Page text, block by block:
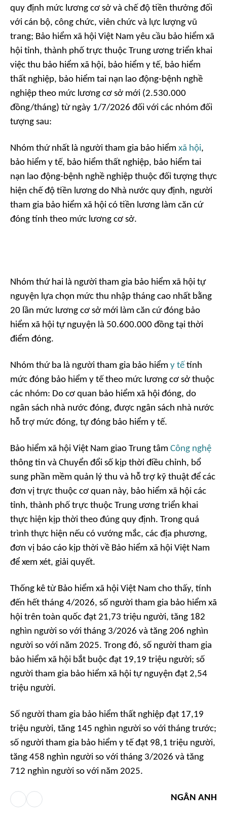
quy định mức lương cơ sở và chế độ tiền thưởng đối
với cán bộ, công chức, viên chức và lực lượng vũ
trang; Bảo hiểm xã hội Việt Nam yêu cầu bảo hiểm xã
hội tỉnh, thành phố trực thuộc Trung ương triển khai
việc thu bảo hiểm xã hội, bảo hiểm y tế, bảo hiểm
thất nghiệp, bảo hiểm tai nạn lao động-bệnh nghề
nghiệp theo mức lương cơ sở mới (2.530.000
đồng/tháng) từ ngày 1/7/2026 đối với các nhóm đối
tượng sau:
Nhóm thứ nhất là người tham gia bảo hiểm xã hội,
bảo hiểm y tế, bảo hiểm thất nghiệp, bảo hiểm tai
nạn lao động-bệnh nghề nghiệp thuộc đối tượng thực
hiện chế độ tiền lương do Nhà nước quy định, người
tham gia bảo hiểm xã hội có tiền lương làm căn cứ
đóng tính theo mức lương cơ sở.
Nhóm thứ hai là người tham gia bảo hiểm xã hội tự
nguyện lựa chọn mức thu nhập tháng cao nhất bằng
20 lần mức lương cơ sở mới làm căn cứ đóng bảo
hiểm xã hội tự nguyện là 50.600.000 đồng tại thời
điểm đóng.
Nhóm thứ ba là người tham gia bảo hiểm y tế tính
mức đóng bảo hiểm y tế theo mức lương cơ sở thuộc
các nhóm: Do cơ quan bảo hiểm xã hội đóng, do
ngân sách nhà nước đóng, được ngân sách nhà nước
hỗ trợ mức đóng, tự đóng bảo hiểm y tế.
Bảo hiểm xã hội Việt Nam giao Trung tâm Công nghệ
thông tin và Chuyển đổi số kịp thời điều chỉnh, bổ
sung phần mềm quản lý thu và hỗ trợ kỹ thuật để các
đơn vị trực thuộc cơ quan này, bảo hiểm xã hội các
tỉnh, thành phố trực thuộc Trung ương triển khai
thực hiện kịp thời theo đúng quy định. Trong quá
trình thực hiện nếu có vướng mắc, các địa phương,
đơn vị báo cáo kịp thời về Bảo hiểm xã hội Việt Nam
để xem xét, giải quyết.
Thống kê từ Bảo hiểm xã hội Việt Nam cho thấy, tính
đến hết tháng 4/2026, số người tham gia bảo hiểm xã
hội trên toàn quốc đạt 21,73 triệu người, tăng 182
nghìn người so với tháng 3/2026 và tăng 206 nghìn
người so với năm 2025. Trong đó, số người tham gia
bảo hiểm xã hội bắt buộc đạt 19,19 triệu người; số
người tham gia bảo hiểm xã hội tự nguyện đạt 2,54
triệu người.
Số người tham gia bảo hiểm thất nghiệp đạt 17,19
triệu người, tăng 145 nghìn người so với tháng trước;
số người tham gia bảo hiểm y tế đạt 98,1 triệu người,
tăng 458 nghìn người so với tháng 3/2026 và tăng
712 nghìn người so với năm 2025.
NGÂN ANH